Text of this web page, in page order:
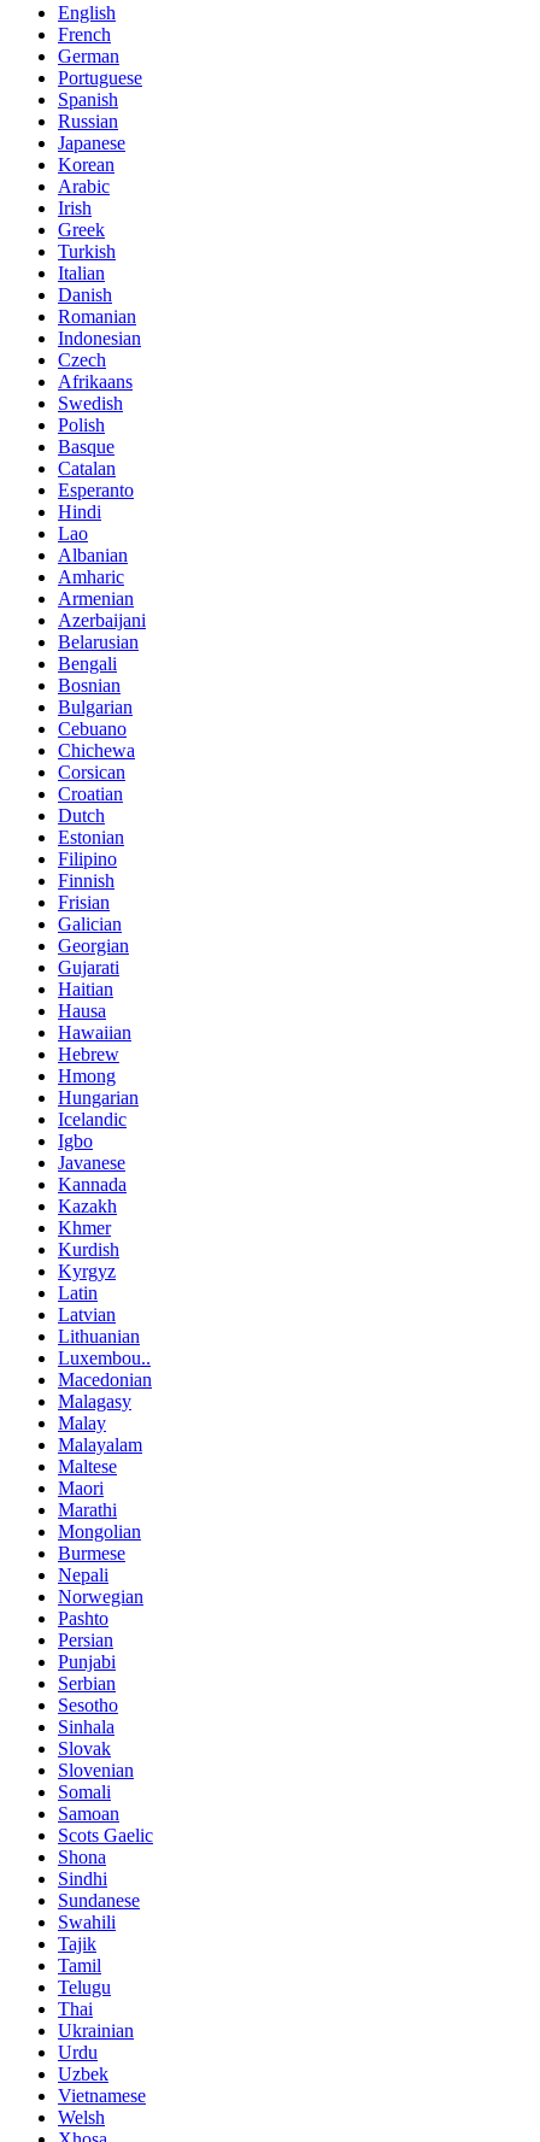
English
French
German
Portuguese
Spanish
Russian
Japanese
Korean
Arabic
Irish
Greek
Turkish
Italian
Danish
Romanian
Indonesian
Czech
Afrikaans
Swedish
Polish
Basque
Catalan
Esperanto
Hindi
Lao
Albanian
Amharic
Armenian
Azerbaijani
Belarusian
Bengali
Bosnian
Bulgarian
Cebuano
Chichewa
Corsican
Croatian
Dutch
Estonian
Filipino
Finnish
Frisian
Galician
Georgian
Gujarati
Haitian
Hausa
Hawaiian
Hebrew
Hmong
Hungarian
Icelandic
Igbo
Javanese
Kannada
Kazakh
Khmer
Kurdish
Kyrgyz
Latin
Latvian
Lithuanian
Luxembou..
Macedonian
Malagasy
Malay
Malayalam
Maltese
Maori
Marathi
Mongolian
Burmese
Nepali
Norwegian
Pashto
Persian
Punjabi
Serbian
Sesotho
Sinhala
Slovak
Slovenian
Somali
Samoan
Scots Gaelic
Shona
Sindhi
Sundanese
Swahili
Tajik
Tamil
Telugu
Thai
Ukrainian
Urdu
Uzbek
Vietnamese
Welsh